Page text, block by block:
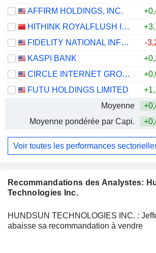
Recommandations des Analystes:
Technologies Inc.
HUNDSUN TECHNOLOGIES INC. :
abaisse sa recommandation à vendre
AFFIRM HOLDINGS, INC.
HITHINK ROYALFLUSH INFORMATION NETWORK CO., LTD.
FIDELITY NATIONAL INFORMATION SERVICES, INC.
-
KASPI BANK
CIRCLE INTERNET GROUP, INC.
FUTU HOLDINGS LIMITED
Moyenne
Moyenne pondérée par Capi.
Voir toutes les performances